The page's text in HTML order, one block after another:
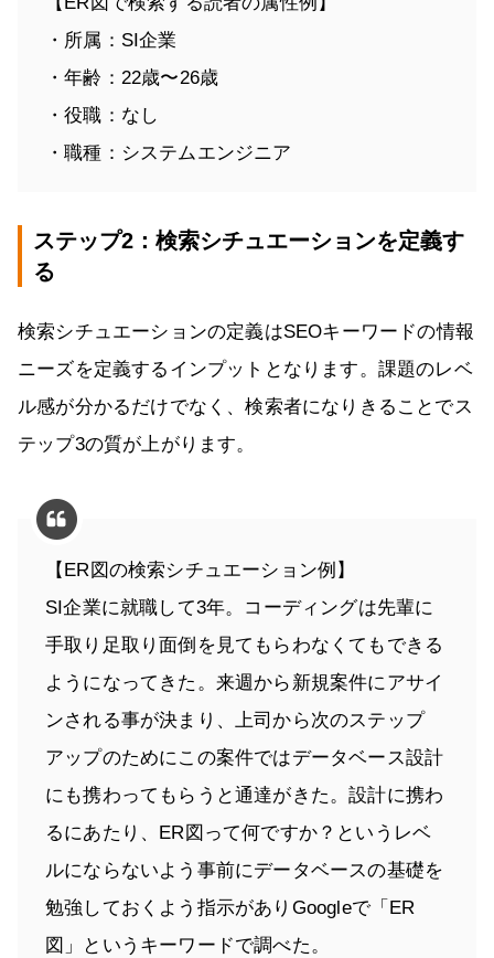
・所属：SI企業
・年齢：22歳〜26歳
・役職：なし
・職種：システムエンジニア
ステップ2：検索シチュエーションを定義す
る
検索シチュエーションの定義はSEOキーワードの情報
ニーズを定義するインプットとなります。課題のレベ
ル感が分かるだけでなく、検索者になりきることでス
テップ3の質が上がります。
【ER図の検索シチュエーション例】
SI企業に就職して3年。コーディングは先輩に
手取り足取り面倒を見てもらわなくてもできる
ようになってきた。来週から新規案件にアサイ
ンされる事が決まり、上司から次のステップ
アップのためにこの案件ではデータベース設計
にも携わってもらうと通達がきた。設計に携わ
るにあたり、ER図って何ですか？というレベ
ルにならないよう事前にデータベースの基礎を
勉強しておくよう指示がありGoogleで「ER
図」というキーワードで調べた。